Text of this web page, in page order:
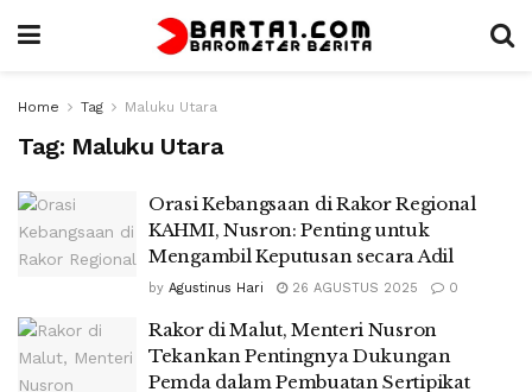
Home Tag Maluku Utara
Tag: Maluku Utara
Orasi Kebangsaan di Rakor Regional
KAHMI, Nusron: Penting untuk
Mengambil Keputusan secara Adil
by Agustinus Hari 26 AGUSTUS 2025 0
Rakor di Malut, Menteri Nusron
Tekankan Pentingnya Dukungan
Pemda dalam Pembuatan Sertipikat